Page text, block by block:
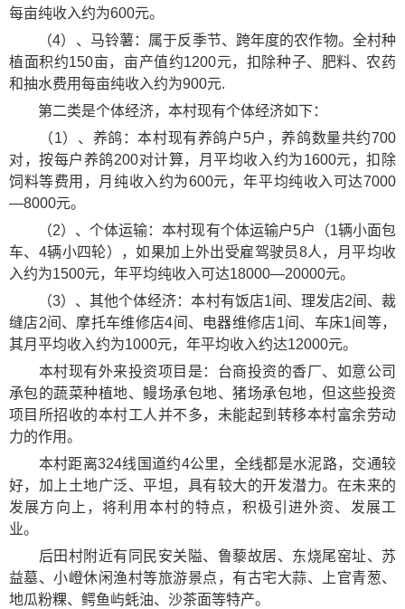
每亩纯收入约为600元。
（4）、马铃薯：属于反季节、跨年度的农作物。全村种
植面积约150亩，亩产值约1200元，扣除种子、肥料、农药
和抽水费用每亩纯收入约为900元.
第二类是个体经济，本村现有个体经济如下：
（1）、养鸽：本村现有养鸽户5户，养鸽数量共约700
对，按每户养鸽200对计算，月平均收入约为1600元，扣除
饲料等费用，月纯收入约为600元，年平均纯收入可达7000
—8000元。
（2）、个体运输：本村现有个体运输户5户（1辆小面包
车、4辆小四轮），如果加上外出受雇驾驶员8人，月平均收
入约为1500元，年平均纯收入可达18000—20000元。
（3）、其他个体经济：本村有饭店1间、理发店2间、裁
缝店2间、摩托车维修店4间、电器维修店1间、车床1间等，
其月平均收入约为1000元，年平均收入约达12000元。
本村现有外来投资项目是：台商投资的香厂、如意公司
承包的蔬菜种植地、鳗场承包地、猪场承包地，但这些投资
项目所招收的本村工人并不多，未能起到转移本村富余劳动
力的作用。
本村距离324线国道约4公里，全线都是水泥路，交通较
好，加上土地广泛、平坦，具有较大的开发潜力。在未来的
发展方向上，将利用本村的特点，积极引进外资、发展工
业。
后田村附近有 同民安关隘、 鲁藜故居、 东烧尾窑址、 苏
益墓、小嶝休闲渔村等旅游景点，有古宅大蒜、 上官青葱、
地瓜粉粿、 鳄鱼屿蚝油、 沙茶面等特产。